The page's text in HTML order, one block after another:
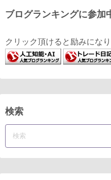
ブログランキングに参加
クリック頂けると励みにな
検索